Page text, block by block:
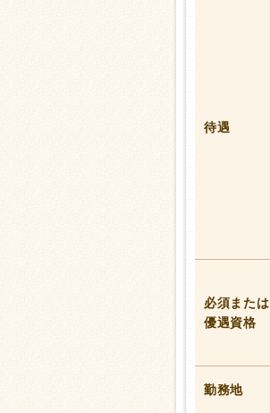
待遇
必須または
優遇資格
勤務地